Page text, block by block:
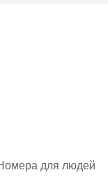
для людей с